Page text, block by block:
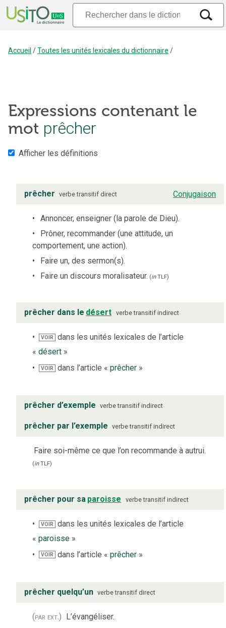
Accueil /Toutes les unités lexicales du dictionnaire /
Expressions contenant le
mot prêcher
Afficher les définitions
prêcher verbe transitif direct Conjugaison
Annoncer, enseigner (la parole de Dieu).
Prôner, recommander (une attitude, un
comportement, une action).
Faire un, des sermon(s).
Faire un discours moralisateur. (inTLF)
prêcher dans le désert verbe transitif indirect
VOIR
dans les unités lexicales de l’article
« désert »
VOIR dans l’article «prêcher »
prêcher d’exemple verbe transitif indirect
prêcher par l’exemple verbe transitif indirect
Faire soi-même ce que l’on recommande à autrui.
(inTLF)
prêcher pour sa paroisse verbe transitif indirect
VOIR
dans les unités lexicales de l’article
« paroisse »
VOIR dans l’article «prêcher »
prêcher quelqu’un verbe transitif direct
(par ext.) L’évangéliser.